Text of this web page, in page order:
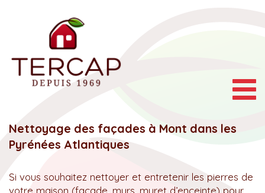
Nettoyage des façades à Mont dans les
Pyrénées Atlantiques
Si vous souhaitez nettoyer et entretenir les pierres de
votre maison (façade, murs, muret d’enceinte) pour